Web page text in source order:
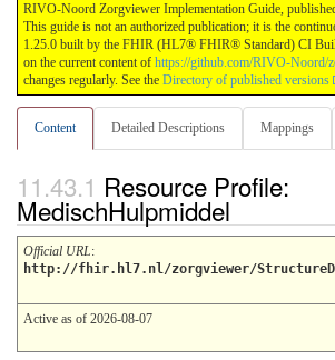
RIVO-Noord Zorgviewer Implementation Guide,
This guide is not an authorized publication; it is the
1.25.0 built by the FHIR (HL7® FHIR® Standard) CI
on the current content of https://github.com/RIVO-Noord/
changes regularly. See the Directory of published versions
Content Detailed Descriptions Mappings
Resource Profile:
MedischHulpmiddel
Official URL:
http://fhir.hl7.nl/zorgviewer/
Active as of 2026-08-07